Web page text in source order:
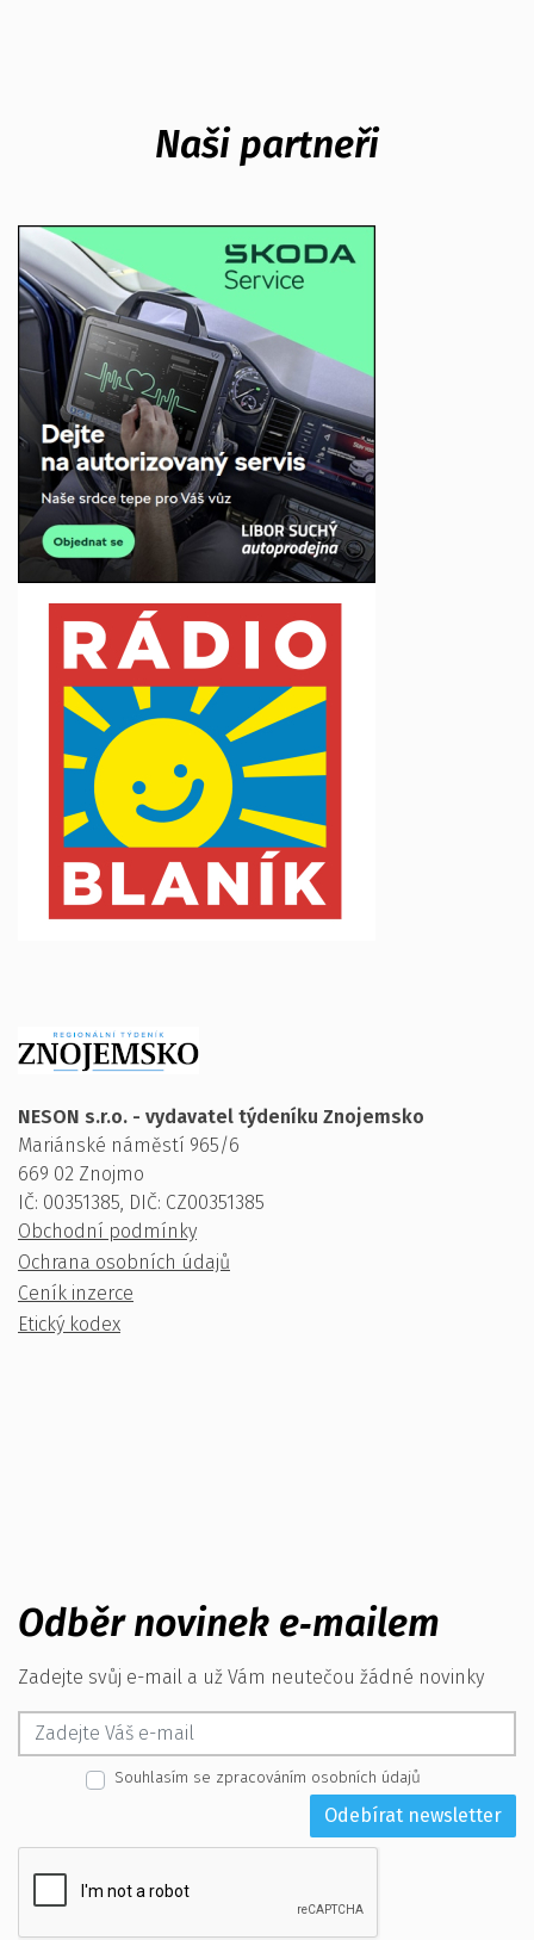
Naši partneři
NESON s.r.o. - vydavatel týdeníku Znojemsko
Mariánské náměstí 965/6
669 02 Znojmo
IČ: 00351385, DIČ: CZ00351385
Obchodní podmínky
Ochrana osobních údajů
Ceník inzerce
Etický kodex
Odběr novinek e‑mailem
Zadejte svůj e-mail a už Vám neutečou žádné novinky
Souhlasím se zpracováním osobních údajů
Odebírat newsletter